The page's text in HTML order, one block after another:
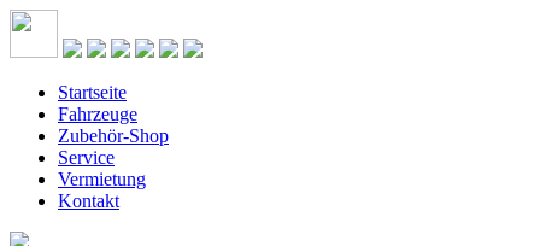
Startseite
Fahrzeuge
Zubehör-Shop
Service
Vermietung
Kontakt